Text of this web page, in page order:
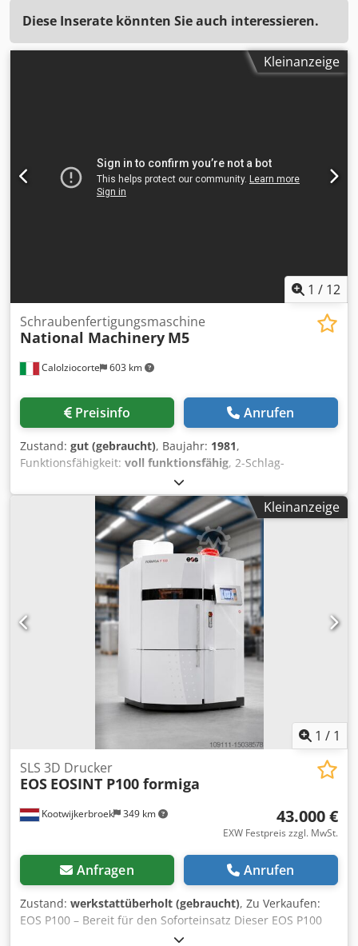
Diese Inserate könnten Sie auch interessieren.
Kleinanzeige
1 / 12
Calolziocorte 603 km
Schraubenfertigungsmaschine
National Machinery M5
Preisinfo Anrufen
Zustand: gut (gebraucht), Baujahr: 1981,
Funktionsfähigkeit: voll funktionsfähig, 2-Schlag-
Kaltstauchmaschine NATIONAL M5 Für die Produktion von
teilgestanzten Teilen Voll funktionsfähig Frisch
generalüberholt! Neue Elektrik. Anzahl der Matrizen: 1
Teile pro Minute: 300 Nietlänge: 20 mm Max.
Stanz-/Durchziehtiefe: 5 mm Abschneidedurchmesser: 5
mm Stellfläche (Breite): 1.300 mm Stellfläche (Länge): 2.690
mm Codjtxni Njpfx Ai Soha Leistung Hauptmotor: 7,5 kW
Nettogewicht: 3.100 kg Bruttogewicht: 3.700 kg
Kleinanzeige
1 / 1
Kootwijkerbroek 349 km
SLS 3D Drucker
EOS EOSINT P100 formiga
43.000 €
EXW Festpreis zzgl. MwSt.
Anfragen Anrufen
Zustand: werkstattüberholt (gebraucht), Zu Verkaufen:
EOS P100 – Bereit für den Soforteinsatz Dieser EOS P100
wurde vollständig inspiziert und überholt und ist bereit